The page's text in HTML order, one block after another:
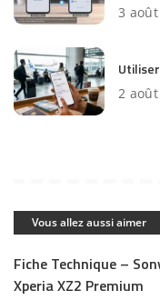
3
2
Vous allez aussi aimer
Fiche Technique –
Xperia XZ2 Premium